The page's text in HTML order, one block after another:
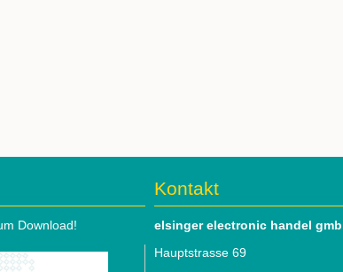
Download!
Kontakt
elsinger electronic handel
Hauptstrasse 69